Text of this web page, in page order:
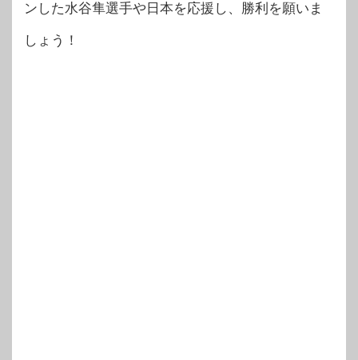
ンした水谷隼選手や日本を応援し、勝利を願いま
しょう！